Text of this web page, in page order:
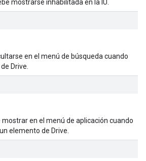
mostrarse inhabilitada en la IU.
en el menú de búsqueda cuando
Drive.
en el menú de aplicación cuando
elemento de Drive.